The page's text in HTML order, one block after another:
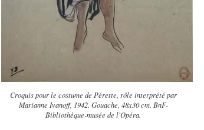
Croquis pour le costume de Pérette, rôle interprété par
Marianne Ivanoff, 1942. Gouache, 48x30 cm. BnF-
Bibliothèque-musée de l'Opéra.